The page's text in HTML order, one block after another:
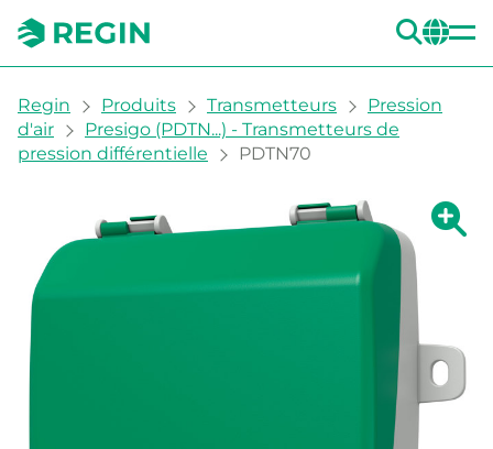
You are here:
Regin Produits Transmetteurs
Pression
d'air
Presigo (PDTN...) - Transmetteurs de
pression différentielle
PDTN70